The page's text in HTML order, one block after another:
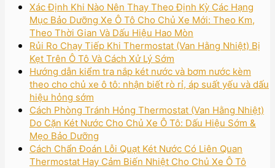
Xác Định Khi Nào Nên Thay Theo Định Kỳ Các Hạng
Mục Bảo Dưỡng Xe Ô Tô Cho Chủ Xe Mới: Theo Km,
Theo Thời Gian Và Dấu Hiệu Hao Mòn
Rủi Ro Chạy Tiếp Khi Thermostat (Van Hằng Nhiệt) Bị
Kẹt Trên Ô Tô Và Cách Xử Lý Sớm
Hướng dẫn kiểm tra nắp két nước và bơm nước kèm
theo cho chủ xe ô tô: nhận biết rò rỉ, áp suất yếu và dấu
hiệu hỏng sớm
Cách Phòng Tránh Hỏng Thermostat (Van Hằng Nhiệt)
Do Cặn Két Nước Cho Chủ Xe Ô Tô: Dấu Hiệu Sớm &
Mẹo Bảo Dưỡng
Cách Chẩn Đoán Lỗi Quạt Két Nước Có Liên Quan
Thermostat Hay Cảm Biến Nhiệt Cho Chủ Xe Ô Tô